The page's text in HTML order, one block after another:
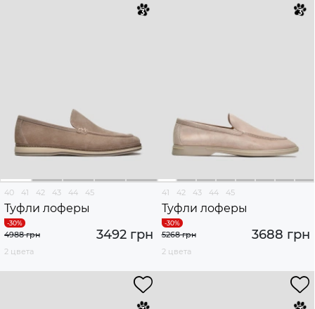
40 41 42 43 44 45
Туфли лоферы
3492 грн
4988 грн
2 цвета
41 42 43 44 45
Туфли лоферы
3688 грн
5268 грн
2 цвета